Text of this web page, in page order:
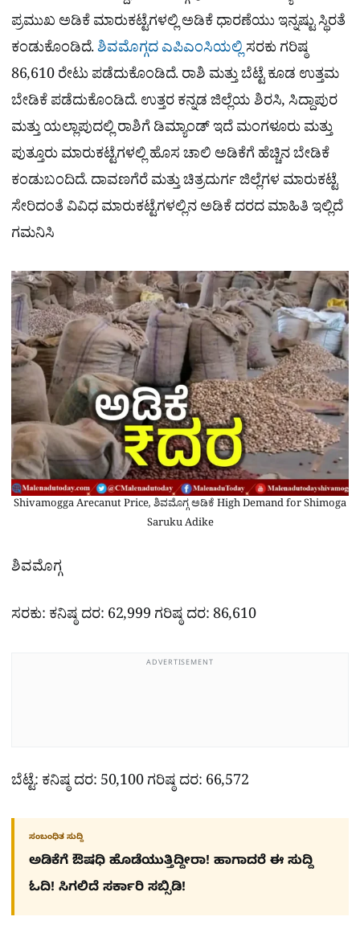
ಪ್ರಮುಖ ಅಡಿಕೆ ಮಾರುಕಟ್ಟೆಗಳಲ್ಲಿ ಅಡಿಕೆ ಧಾರಣೆಯು ಇನ್ನಷ್ಟು ಸ್ಥಿರತೆ
ಕಂಡುಕೊಂಡಿದೆ.ಶಿವಮೊಗ್ಗದ ಎಪಿಎಂಸಿಯಲ್ಲಿಸರಕು ಗರಿಷ್ಠ
86,610 ರೇಟು ಪಡೆದುಕೊಂಡಿದೆ. ರಾಶಿ ಮತ್ತು ಬೆಟ್ಟೆ ಕೂಡ ಉತ್ತಮ
ಬೇಡಿಕೆ ಪಡೆದುಕೊಂಡಿದೆ. ಉತ್ತರ ಕನ್ನಡ ಜಿಲ್ಲೆಯ ಶಿರಸಿ, ಸಿದ್ದಾಪುರ
ಮತ್ತು ಯಲ್ಲಾಪುದಲ್ಲಿ ರಾಶಿಗೆ ಡಿಮ್ಯಾಂಡ್ ಇದೆ ಮಂಗಳೂರು ಮತ್ತು
ಪುತ್ತೂರು ಮಾರುಕಟ್ಟೆಗಳಲ್ಲಿ ಹೊಸ ಚಾಲಿ ಅಡಿಕೆಗೆ ಹೆಚ್ಚಿನ ಬೇಡಿಕೆ
ಕಂಡುಬಂದಿದೆ. ದಾವಣಗೆರೆ ಮತ್ತು ಚಿತ್ರದುರ್ಗ ಜಿಲ್ಲೆಗಳ ಮಾರುಕಟ್ಟೆ
ಸೇರಿದಂತೆ ವಿವಿಧ ಮಾರುಕಟ್ಟೆಗಳಲ್ಲಿನ ಅಡಿಕೆ ದರದ ಮಾಹಿತಿ ಇಲ್ಲಿದೆ
ಗಮನಿಸಿ
Shivamogga Arecanut Price, ಶಿವಮೊಗ್ಗ ಅಡಿಕೆ High Demand for Shimoga
Saruku Adike
ಶಿವಮೊಗ್ಗ
ಸರಕು: ಕನಿಷ್ಠ ದರ: 62,999 ಗರಿಷ್ಠ ದರ: 86,610
ADVERTISEMENT
ಬೆಟ್ಟೆ: ಕನಿಷ್ಠ ದರ: 50,100 ಗರಿಷ್ಠ ದರ: 66,572
ಸಂಬಂಧಿತ ಸುದ್ದಿ
ಅಡಿಕೆಗೆ ಔಷಧಿ ಹೊಡೆಯುತ್ತಿದ್ದೀರಾ! ಹಾಗಾದರೆ ಈ ಸುದ್ದಿ
ಓದಿ! ಸಿಗಲಿದೆ ಸರ್ಕಾರಿ ಸಬ್ಸಿಡಿ!